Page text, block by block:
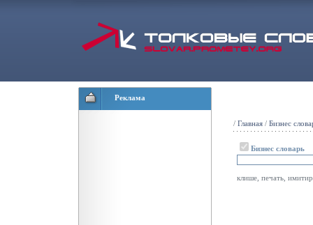
Реклама
/ Главная / Бизнес
Бизнес словарь
клише, печать,